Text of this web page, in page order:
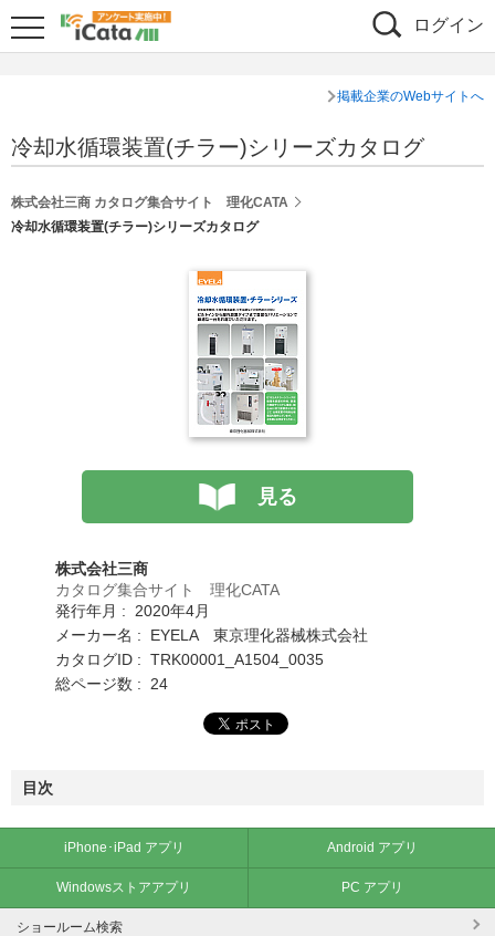
ログイン
掲載企業のWebサイトへ
冷却水循環装置(チラー)シリーズカタログ
株式会社三商 カタログ集合サイト 理化CATA
冷却水循環装置(チラー)シリーズカタログ
見る
株式会社三商
カタログ集合サイト 理化CATA
発行年月 : 2020年4月
メーカー名 : EYELA 東京理化器械株式会社
カタログID : TRK00001_A1504_0035
総ページ数 : 24
目次
iPhone･iPad アプリ Android アプリ
Windowsストアアプリ PC アプリ
ショールーム検索